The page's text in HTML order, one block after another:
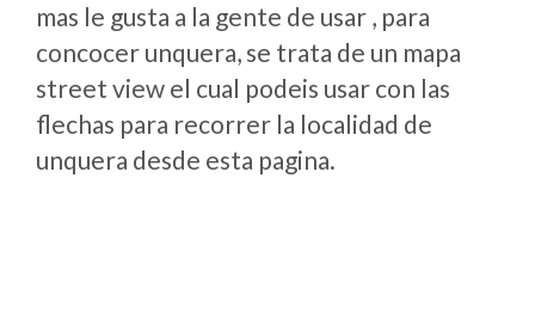
mas le gusta a la gente de usar , para
concocer unquera, se trata de un mapa
street view el cual podeis usar con las
flechas para recorrer la localidad de
unquera desde esta pagina.